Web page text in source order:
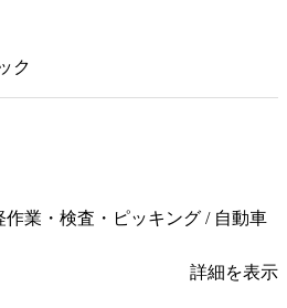
ク
作業・検査・ピッキング / 自動車
詳細を表示